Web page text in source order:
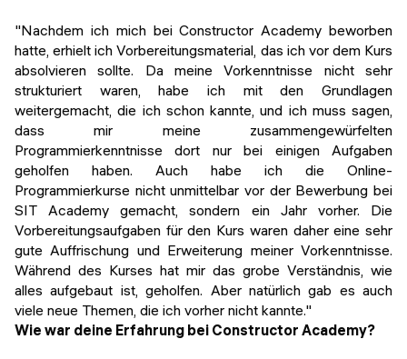
"Nachdem ich mich bei Constructor Academy beworben
hatte, erhielt ich Vorbereitungsmaterial, das ich vor dem Kurs
absolvieren sollte. Da meine Vorkenntnisse nicht sehr
strukturiert waren, habe ich mit den Grundlagen
weitergemacht, die ich schon kannte, und ich muss sagen,
dass mir meine zusammengewürfelten
Programmierkenntnisse dort nur bei einigen Aufgaben
geholfen haben. Auch habe ich die Online-
Programmierkurse nicht unmittelbar vor der Bewerbung bei
SIT Academy gemacht, sondern ein Jahr vorher. Die
Vorbereitungsaufgaben für den Kurs waren daher eine sehr
gute Auffrischung und Erweiterung meiner Vorkenntnisse.
Während des Kurses hat mir das grobe Verständnis, wie
alles aufgebaut ist, geholfen. Aber natürlich gab es auch
viele neue Themen, die ich vorher nicht kannte."
Wie war deine Erfahrung bei Constructor Academy?